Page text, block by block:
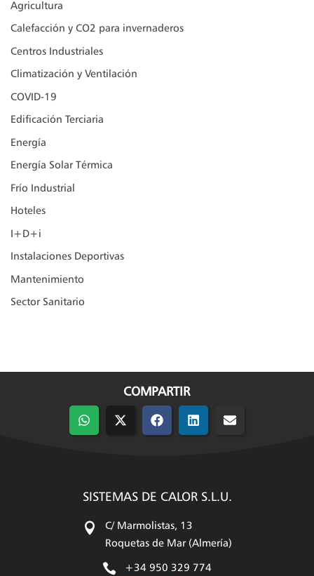
Agricultura
Calefacción y CO2 para invernaderos
Centros Industriales
Climatización y Ventilación
COVID-19
Edificación Terciaria
Energía
Energía Solar Térmica
Frío Industrial
Hoteles
I+D+i
Instalaciones Deportivas
Mantenimiento
Sector Sanitario
COMPARTIR
Compartir
en
CompartirCompartir
en
Compartir
en
Compartir
SISTEMAS DE CALOR S.L.U.

C/ Marmolistas, 13
Roquetas de Mar (Almería)
 +34 950 329 774